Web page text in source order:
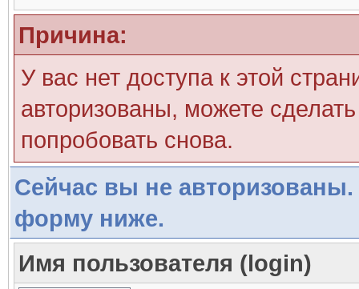
Причина:
У вас нет доступа к этой
авторизованы, можете
попробовать снова.
Сейчас вы не авторизованы.
форму ниже.
Имя пользователя (login)